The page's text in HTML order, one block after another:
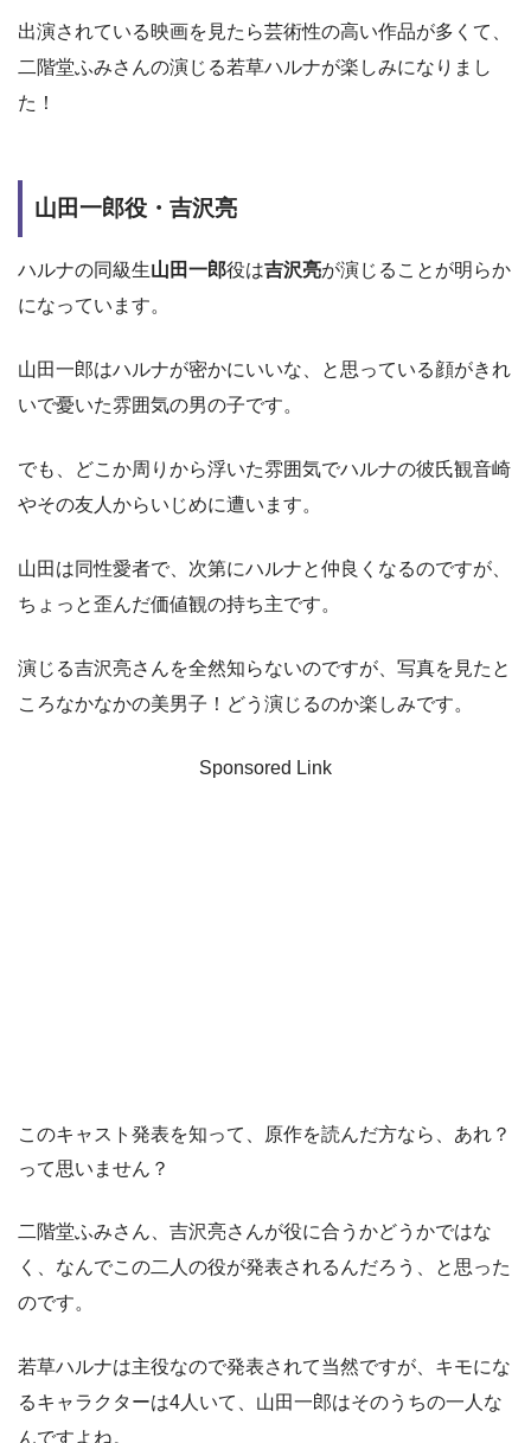
出演されている映画を見たら芸術性の高い作品が多くて、
二階堂ふみさんの演じる若草ハルナが楽しみになりまし
た！
山田一郎役・吉沢亮
ハルナの同級生山田一郎役は吉沢亮が演じることが明らか
になっています。
山田一郎はハルナが密かにいいな、と思っている顔がきれ
いで憂いた雰囲気の男の子です。
でも、どこか周りから浮いた雰囲気でハルナの彼氏観音崎
やその友人からいじめに遭います。
山田は同性愛者で、次第にハルナと仲良くなるのですが、
ちょっと歪んだ価値観の持ち主です。
演じる吉沢亮さんを全然知らないのですが、写真を見たと
ころなかなかの美男子！どう演じるのか楽しみです。
Sponsored Link
このキャスト発表を知って、原作を読んだ方なら、あれ？
って思いません？
二階堂ふみさん、吉沢亮さんが役に合うかどうかではな
く、なんでこの二人の役が発表されるんだろう、と思った
のです。
若草ハルナは主役なので発表されて当然ですが、キモにな
るキャラクターは4人いて、山田一郎はそのうちの一人な
んですよね。